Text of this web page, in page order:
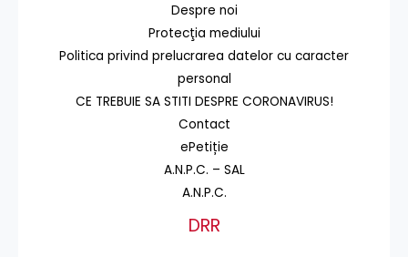
Despre noi
Protecţia mediului
Politica privind prelucrarea datelor cu caracter
personal
CE TREBUIE SA STITI DESPRE CORONAVIRUS!
Contact
ePetiție
A.N.P.C. – SAL
A.N.P.C.
DRR